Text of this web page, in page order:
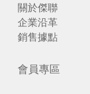
關於傑聯
企業沿革
銷售據點
會員專區